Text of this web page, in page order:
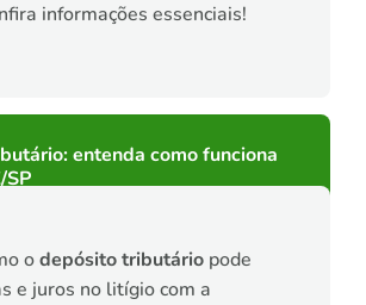
informações essenciais!
entenda como funciona
SP
odepósito tributário pode
e juros no litígio com a